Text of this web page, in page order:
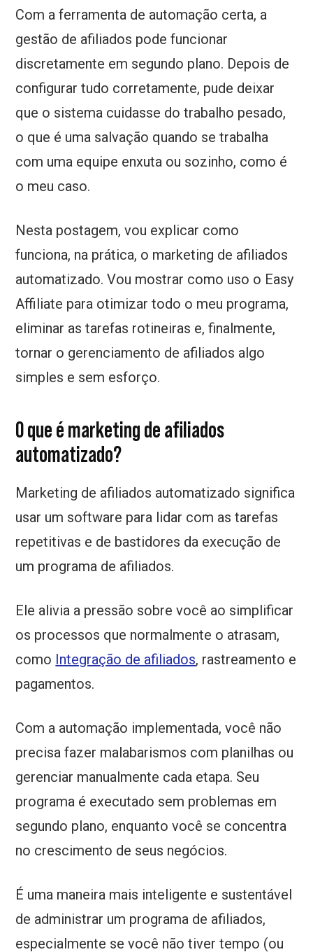
Com a ferramenta de automação certa, a
gestão de afiliados pode funcionar
discretamente em segundo plano. Depois de
configurar tudo corretamente, pude deixar
que o sistema cuidasse do trabalho pesado,
o que é uma salvação quando se trabalha
com uma equipe enxuta ou sozinho, como é
o meu caso.
Nesta postagem, vou explicar como
funciona, na prática, o marketing de afiliados
automatizado. Vou mostrar como uso o Easy
Affiliate para otimizar todo o meu programa,
eliminar as tarefas rotineiras e, finalmente,
tornar o gerenciamento de afiliados algo
simples e sem esforço.
O que é marketing de afiliados
automatizado?
Marketing de afiliados automatizado significa
usar um software para lidar com as tarefas
repetitivas e de bastidores da execução de
um programa de afiliados.
Ele alivia a pressão sobre você ao simplificar
os processos que normalmente o atrasam,
como Integração de afiliados, rastreamento e
pagamentos.
Com a automação implementada, você não
precisa fazer malabarismos com planilhas ou
gerenciar manualmente cada etapa. Seu
programa é executado sem problemas em
segundo plano, enquanto você se concentra
no crescimento de seus negócios.
É uma maneira mais inteligente e sustentável
de administrar um programa de afiliados,
especialmente se você não tiver tempo (ou